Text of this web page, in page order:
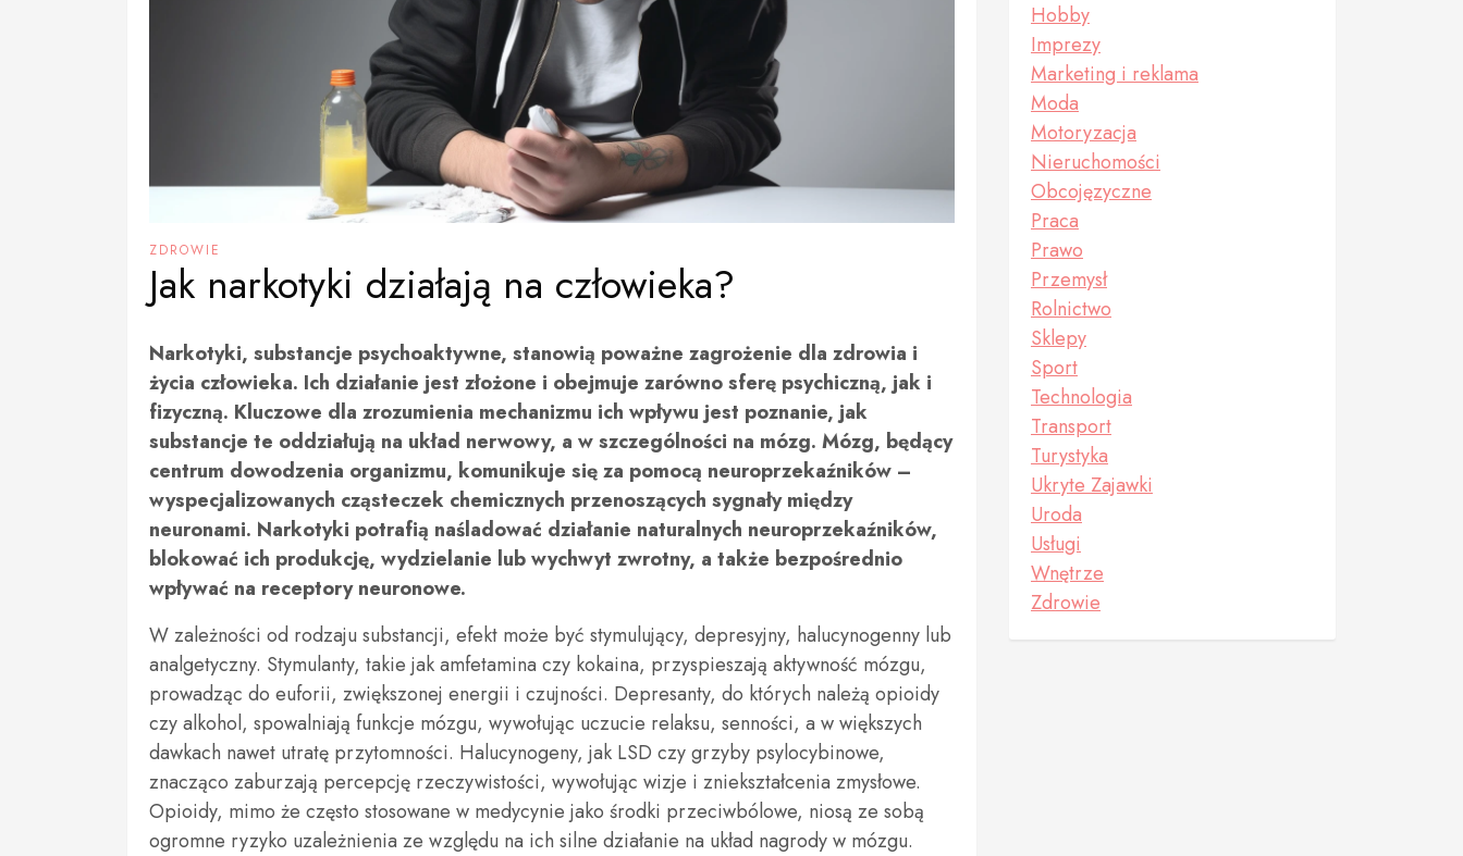
ZDROWIE
Jak narkotyki działają na człowieka?
Narkotyki, substancje psychoaktywne, stanowią poważne zagrożenie dla zdrowia i
życia człowieka. Ich działanie jest złożone i obejmuje zarówno sferę psychiczną, jak i
fizyczną. Kluczowe dla zrozumienia mechanizmu ich wpływu jest poznanie, jak
substancje te oddziałują na układ nerwowy, a w szczególności na mózg. Mózg, będący
centrum dowodzenia organizmu, komunikuje się za pomocą neuroprzekaźników –
wyspecjalizowanych cząsteczek chemicznych przenoszących sygnały między
neuronami. Narkotyki potrafią naśladować działanie naturalnych neuroprzekaźników,
blokować ich produkcję, wydzielanie lub wychwyt zwrotny, a także bezpośrednio
wpływać na receptory neuronowe.
W zależności od rodzaju substancji, efekt może być stymulujący, depresyjny, halucynogenny lub
analgetyczny. Stymulanty, takie jak amfetamina czy kokaina, przyspieszają aktywność mózgu,
prowadząc do euforii, zwiększonej energii i czujności. Depresanty, do których należą opioidy
czy alkohol, spowalniają funkcje mózgu, wywołując uczucie relaksu, senności, a w większych
dawkach nawet utratę przytomności. Halucynogeny, jak LSD czy grzyby psylocybinowe,
znacząco zaburzają percepcję rzeczywistości, wywołując wizje i zniekształcenia zmysłowe.
Opioidy, mimo że często stosowane w medycynie jako środki przeciwbólowe, niosą ze sobą
ogromne ryzyko uzależnienia ze względu na ich silne działanie na układ nagrody w mózgu.
Hobby
Imprezy
Marketing i reklama
Moda
Motoryzacja
Nieruchomości
Obcojęzyczne
Praca
Prawo
Przemysł
Rolnictwo
Sklepy
Sport
Technologia
Transport
Turystyka
Ukryte Zajawki
Uroda
Usługi
Wnętrze
Zdrowie